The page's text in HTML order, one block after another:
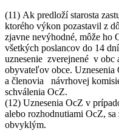
(11) Ak predloží starosta
ktorého výkon pozastavil z
zjavne nevýhodné, môže
všetkých poslancov do 14
uznesenie zverejnené v obc
obyvateľov obce. Uznesenia
a členovia návrhovej
schválenia OcZ.
(12) Uznesenia OcZ v
alebo rozhodnutiami OcZ,
obvyklým.